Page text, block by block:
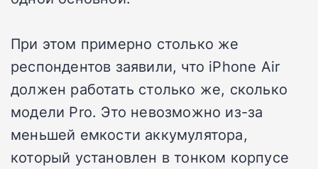
При этом примерно столько же
респондентов заявили, что iPhone Air
должен работать столько же, сколько
модели Pro. Это невозможно из-за
меньшей емкости аккумулятора,
который установлен в тонком корпусе